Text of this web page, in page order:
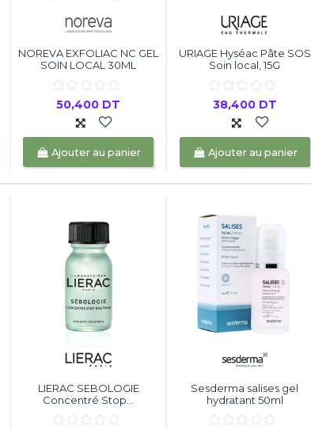
NOREVA EXFOLIAC NC GEL
SOIN LOCAL 30ML
50,400 DT
Ajouter au panier
URIAGE Hyséac Pâte SOS
Soin local, 15G
38,400 DT
Ajouter au panier
LIERAC SEBOLOGIE
Concentré Stop...
Sesderma salises gel
hydratant 50ml